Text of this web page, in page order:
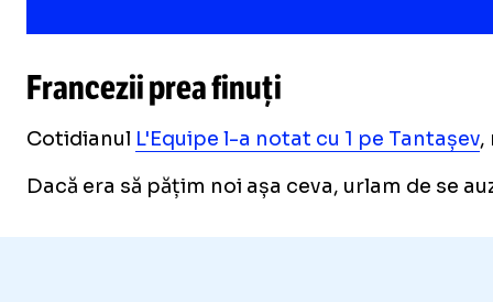
Francezii prea finuți
Cotidianul L'Equipe l-a notat cu 1 pe Tantașev,
Dacă era să pățim noi așa ceva, urlam de se